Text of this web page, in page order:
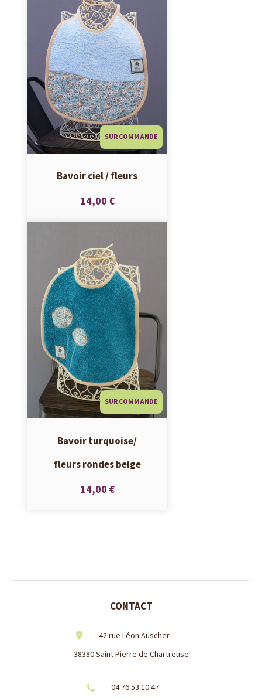
SUR COMMANDE
Bavoir ciel / fleurs
14,00 €
SUR COMMANDE
Bavoir turquoise/
fleurs rondes beige
14,00 €
CONTACT
42 rue Léon Auscher
38380 Saint Pierre de Chartreuse
04 76 53 10 47